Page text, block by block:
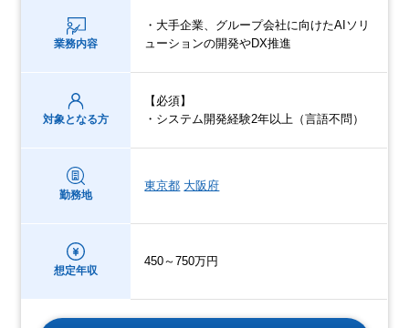
業務内容
・大手企業、グループ会社に向けたAIソリ
ューションの開発やDX推進
対象となる方
【必須】
・システム開発経験2年以上（言語不問）
勤務地
東京都 大阪府
想定年収
450～750万円